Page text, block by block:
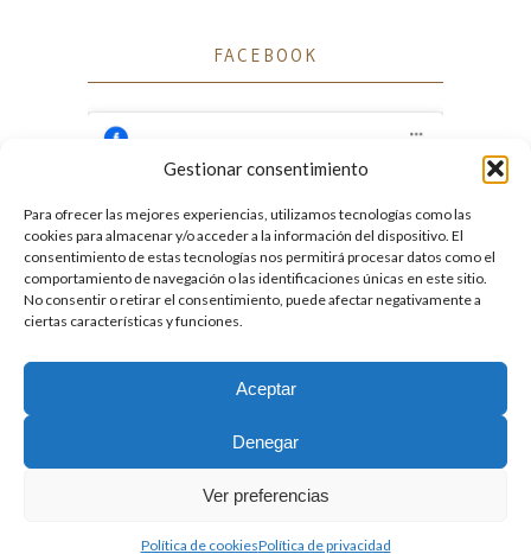
Gestionar consentimiento
Para ofrecer las mejores experiencias, utilizamos tecnologías como las
cookies para almacenar y/o acceder a la información del dispositivo. El
consentimiento de estas tecnologías nos permitirá procesar datos como el
comportamiento de navegación o las identificaciones únicas en este sitio.
No consentir o retirar el consentimiento, puede afectar negativamente a
ciertas características y funciones.
Aceptar
Denegar
Ver preferencias
Política de cookiesPolítica de privacidad
FACEBOOK
Facebook
Haz clic para aceptar cookies de marketing
y permitir este contenido